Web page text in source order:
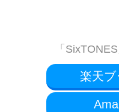
「
楽天ブ